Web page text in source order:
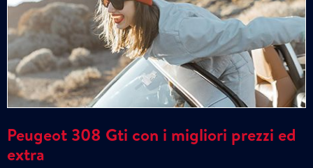
Peugeot 308 Gti con i migliori prezzi ed
extra